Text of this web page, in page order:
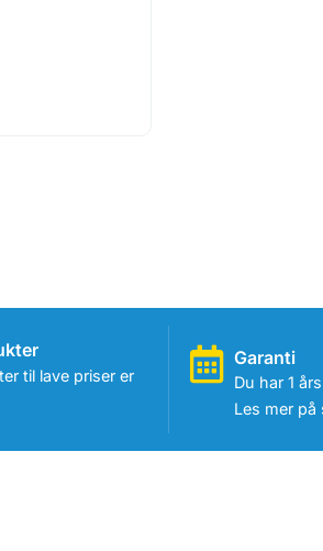
til lave priser er
Garanti
Du har 1
Les mer på